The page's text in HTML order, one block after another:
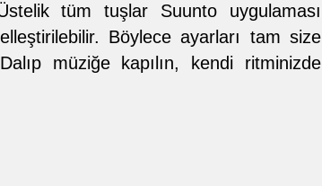
tüm tuşlar Suunto uygulaması
Böylece ayarları tam size
müziğe kapılın, kendi ritminizde